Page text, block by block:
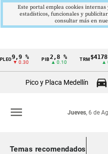
Cintillo
Colombia
9,9 %
▼ 0.30
PIB2,8 %
▲ 0.10
TRM
▲
Pico y Placa Medellín
Jueves, 6 de
menu
Temas recomendados
Este portal emplea cookies
estadísticos, funcionales y
consultar más en